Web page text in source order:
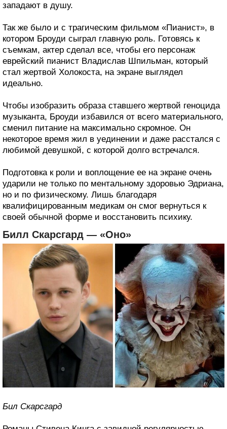
западают в душу.
Так же было и с трагическим фильмом «Пианист», в
котором Броуди сыграл главную роль. Готовясь к
съемкам, актер сделал все, чтобы его персонаж
еврейский пианист Владислав Шпильман, который
стал жертвой Холокоста, на экране выглядел
идеально.
Чтобы изобразить образа ставшего жертвой геноцида
музыканта, Броуди избавился от всего материального,
сменил питание на максимально скромное. Он
некоторое время жил в уединении и даже расстался с
любимой девушкой, с которой долго встречался.
Подготовка к роли и воплощение ее на экране очень
ударили не только по ментальному здоровью Эдриана,
но и по физическому. Лишь благодаря
квалифицированным медикам он смог вернуться к
своей обычной форме и восстановить психику.
Билл Скарсгард — «Оно»
Бил Скарсгард